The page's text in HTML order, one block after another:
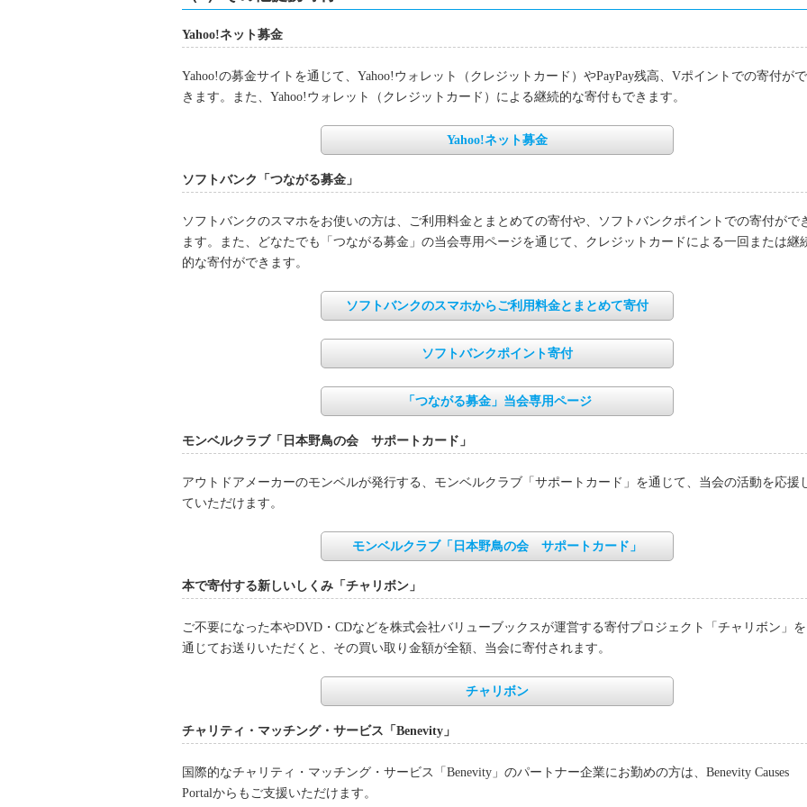
Yahoo!ネット募金
Yahoo!の募金サイトを通じて、Yahoo!ウォレット（クレジットカード）やPayPay残高、Vポイントでの寄付がで
きます。また、Yahoo!ウォレット（クレジットカード）による継続的な寄付もできます。
Yahoo!ネット募金
ソフトバンク「つながる募金」
ソフトバンクのスマホをお使いの方は、ご利用料金とまとめての寄付や、ソフトバンクポイントでの寄付がで
ます。また、どなたでも「つながる募金」の当会専用ページを通じて、クレジットカードによる一回または継
的な寄付ができます。
ソフトバンクのスマホからご利用料金とまとめて寄付
ソフトバンクポイント寄付
「つながる募金」当会専用ページ
モンベルクラブ「日本野鳥の会 サポートカード」
アウトドアメーカーのモンベルが発行する、モンベルクラブ「サポートカード」を通じて、当会の活動を応援
ていただけます。
モンベルクラブ「日本野鳥の会 サポートカード」
本で寄付する新しいしくみ「チャリボン」
ご不要になった本やDVD・CDなどを株式会社バリューブックスが運営する寄付プロジェクト「チャリボン」を
通じてお送りいただくと、その買い取り金額が全額、当会に寄付されます。
チャリボン
チャリティ・マッチング・サービス「Benevity」
国際的なチャリティ・マッチング・サービス「Benevity」のパートナー企業にお勤めの方は、Benevity Causes
Portalからもご支援いただけます。